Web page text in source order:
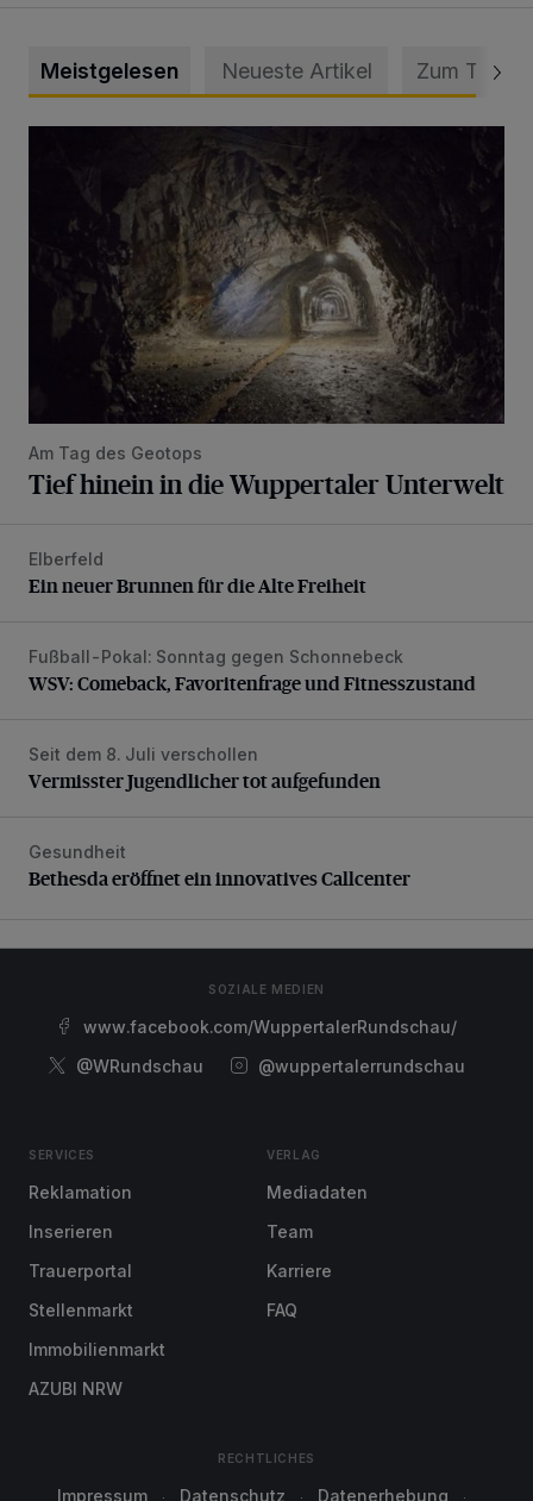
Meistgelesen Neueste Artikel Zum Thema
Am Tag des Geotops
Tief hinein in die Wuppertaler Unterwelt
Ein neuer Brunnen für die Alte Freiheit
Elberfeld
Ein neuer Brunnen für die Alte Freiheit
WSV: Comeback, Favoritenfrage und Fitnesszustand
Fußball-Pokal: Sonntag gegen Schonnebeck
WSV: Comeback, Favoritenfrage und Fitnesszustand
Vermisster Jugendlicher tot aufgefunden
Seit dem 8. Juli verschollen
Vermisster Jugendlicher tot aufgefunden
Bethesda eröffnet ein innovatives Callcenter
Gesundheit
Bethesda eröffnet ein innovatives Callcenter
SOZIALE MEDIEN
www.facebook.com/WuppertalerRundschau/
@WRundschau
@wuppertalerrundschau
SERVICES
Reklamation
Inserieren
Trauerportal
Stellenmarkt
Immobilienmarkt
AZUBI NRW
VERLAG
Mediadaten
Team
Karriere
FAQ
RECHTLICHES
Impressum Datenschutz Datenerhebung